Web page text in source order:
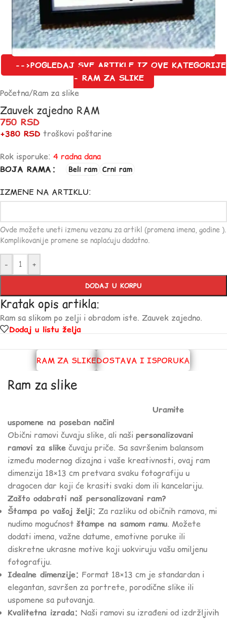
-->POGLEDAJ SVE ARTIKLE IZ OVE KATEGORIJE
- RAM ZA SLIKE
Početna/Ram za slike
Zauvek zajedno RAM
750 RSD
+380 RSD troškovi poštarine
Rok isporuke: 4 radna dana
BOJA RAMA
Beli ram Crni ram
IZMENE NA ARTIKLU:
Ovde možete uneti izmenu vezanu za artikl (promena imena, godine ).
Komplikovanije promene se naplaćuju dadatno.
- +
DODAJ U KORPU
Kratak opis artikla:
Ram sa slikom po zelji i obradom iste. Zauvek zajedno.
Dodaj u listu želja
RAM ZA SLIKEDOSTAVA I ISPORUKA
Ram za slike
Uramite
uspomene na poseban način!
Obični ramovi čuvaju slike, ali naši personalizovani
ramovi za slike čuvaju priče. Sa savršenim balansom
između modernog dizajna i vaše kreativnosti, ovaj ram
dimenzija 18×13 cm pretvara svaku fotografiju u
dragocen dar koji će krasiti svaki dom ili kancelariju.
Zašto odabrati naš personalizovani ram?
Štampa po vašoj želji: Za razliku od običnih ramova, mi
nudimo mogućnost štampe na samom ramu. Možete
dodati imena, važne datume, emotivne poruke ili
diskretne ukrasne motive koji uokviruju vašu omiljenu
fotografiju.
Idealne dimenzije: Format 18×13 cm je standardan i
elegantan, savršen za portrete, porodične slike ili
uspomene sa putovanja.
Kvalitetna izrada: Naši ramovi su izrađeni od izdržljivih